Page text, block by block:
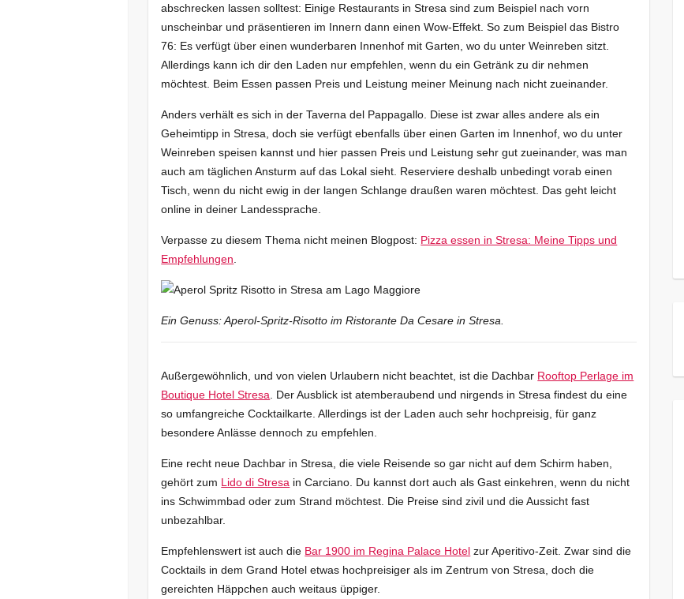
abschrecken lassen solltest: Einige Restaurants in Stresa sind zum Beispiel nach vorn
unscheinbar und präsentieren im Innern dann einen Wow-Effekt. So zum Beispiel das Bistro
76: Es verfügt über einen wunderbaren Innenhof mit Garten, wo du unter Weinreben sitzt.
Allerdings kann ich dir den Laden nur empfehlen, wenn du ein Getränk zu dir nehmen
möchtest. Beim Essen passen Preis und Leistung meiner Meinung nach nicht zueinander.
Anders verhält es sich in der Taverna del Pappagallo. Diese ist zwar alles andere als ein
Geheimtipp in Stresa, doch sie verfügt ebenfalls über einen Garten im Innenhof, wo du unter
Weinreben speisen kannst und hier passen Preis und Leistung sehr gut zueinander, was man
auch am täglichen Ansturm auf das Lokal sieht. Reserviere deshalb unbedingt vorab einen
Tisch, wenn du nicht ewig in der langen Schlange draußen waren möchtest. Das geht leicht
online in deiner Landessprache.
Verpasse zu diesem Thema nicht meinen Blogpost: Pizza essen in Stresa: Meine Tipps und
Empfehlungen
Ein Genuss: Aperol-Spritz-Risotto im Ristorante Da Cesare in Stresa.
Außergewöhnlich, und von vielen Urlaubern nicht beachtet, ist die Dachbar Rooftop Perlage im
Boutique Hotel Stresa . Der Ausblick ist atemberaubend und nirgends in Stresa findest du eine
so umfangreiche Cocktailkarte. Allerdings ist der Laden auch sehr hochpreisig, für ganz
besondere Anlässe dennoch zu empfehlen.
Eine recht neue Dachbar in Stresa, die viele Reisende so gar nicht auf dem Schirm haben,
gehört zum Lido di Stresa in Carciano. Du kannst dort auch als Gast einkehren, wenn du nicht
ins Schwimmbad oder zum Strand möchtest. Die Preise sind zivil und die Aussicht fast
unbezahlbar.
Empfehlenswert ist auch die Bar 1900 im Regina Palace Hotel zur Aperitivo-Zeit. Zwar sind die
Cocktails in dem Grand Hotel etwas hochpreisiger als im Zentrum von Stresa, doch die
gereichten Häppchen auch weitaus üppiger.